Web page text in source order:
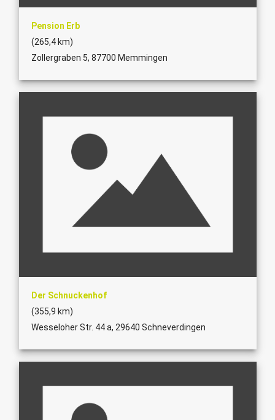
Pension Erb
(265,4 km)
Zollergraben 5, 87700 Memmingen
Der Schnuckenhof
(355,9 km)
Wesseloher Str. 44 a, 29640 Schneverdingen